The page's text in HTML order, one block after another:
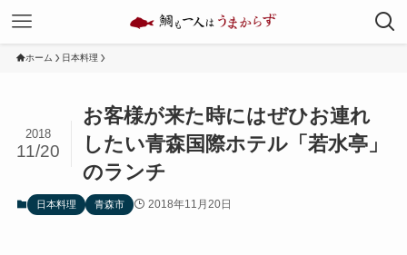
ホーム 日本料理
お客様が来た時にはぜひお連れ
したい青森国際ホテル「若水亭」
のランチ
2018
11/20
日本料理 青森市 2018年11月20日